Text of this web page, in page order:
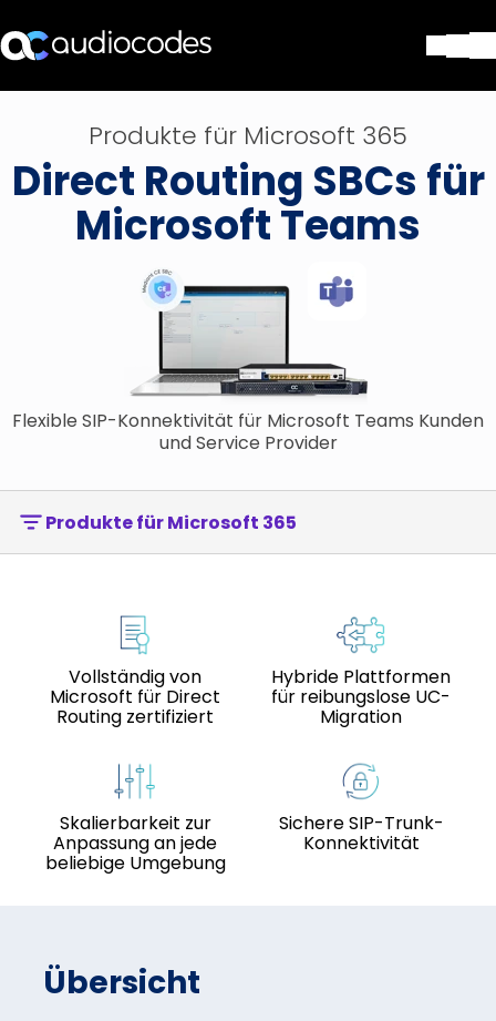
Produkte und Anwendungen
Partner
Dienstleistungen & Support
Unternehmen
Tragen Sie sich in unseren
Produkte für Microsoft 365
Direct Routing SBCs für
Microsoft Teams
Flexible SIP-Konnektivität für Microsoft Teams Kunden
und Service Provider
Produkte für Microsoft 365
Vollständig von
Microsoft für Direct
Routing zertifiziert
Hybride Plattformen
für reibungslose UC-
Migration
Skalierbarkeit zur
Anpassung an jede
beliebige Umgebung
Sichere SIP-Trunk-
Konnektivität
Übersicht